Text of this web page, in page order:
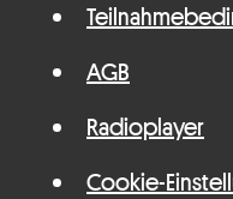
AGB
Radioplayer
Cookie-